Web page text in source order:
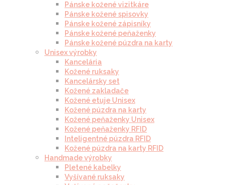
Pánske kožené vizitkáre
Pánske kožené spisovky
Pánske kožené zápisníky
Pánske kožené peňaženky
Pánske kožené púzdra na karty
Unisex výrobky
Kancelária
Kožené ruksaky
Kancelársky set
Kožené zakladače
Kožené etuje Unisex
Kožené púzdra na karty
Kožené peňaženky Unisex
Kožené peňaženky RFID
Inteligentné púzdra RFID
Kožené púzdra na karty RFID
Handmade výrobky
Pletené kabelky
Vyšívané ruksaky